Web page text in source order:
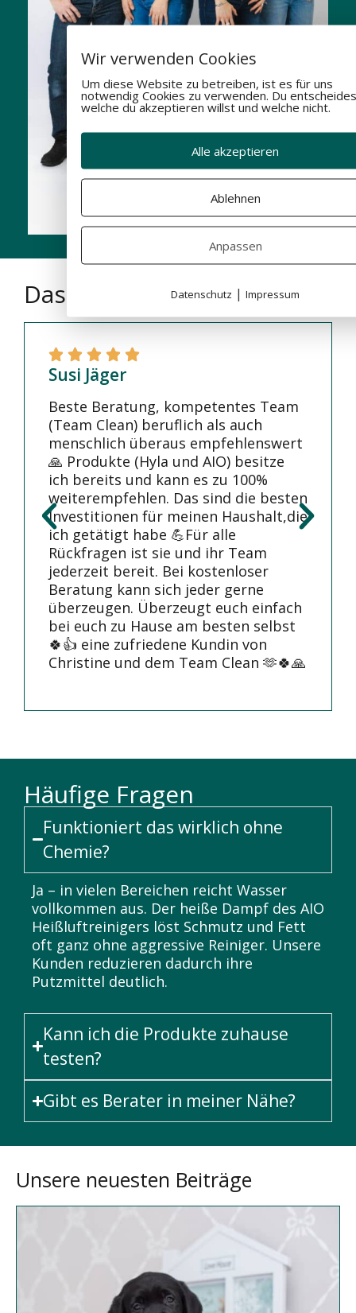
Das sagen unsere Kunden
Susi Jäger
Beste Beratung, kompetentes Team
(Team Clean) beruflich als auch
menschlich überaus empfehlenswert
🙏 Produkte (Hyla und AIO) besitze
ich bereits und kann es zu 100%
weiterempfehlen. Das sind die besten
Investitionen für meinen Haushalt,die
ich getätigt habe 💪Für alle
Rückfragen ist sie und ihr Team
jederzeit bereit. Bei kostenloser
Beratung kann sich jeder gerne
überzeugen. Überzeugt euch einfach
bei euch zu Hause am besten selbst
🍀👍 eine zufriedene Kundin von
Christine und dem Team Clean 🫶🍀🙏
Häufige Fragen
Funktioniert das wirklich ohne
Chemie?
Ja – in vielen Bereichen reicht Wasser
vollkommen aus. Der heiße Dampf des AIO
Heißluftreinigers löst Schmutz und Fett
oft ganz ohne aggressive Reiniger. Unsere
Kunden reduzieren dadurch ihre
Putzmittel deutlich.
Kann ich die Produkte zuhause
testen?
Gibt es Berater in meiner Nähe?
Unsere neuesten Beiträge
Wir verwenden Cookies
Um diese Website zu betreiben, ist es für uns
notwendig Cookies zu verwenden. Du
welche du akzeptieren willst und welche nicht.
Alle akzeptieren
Ablehnen
Anpassen
Datenschutz | Impressum